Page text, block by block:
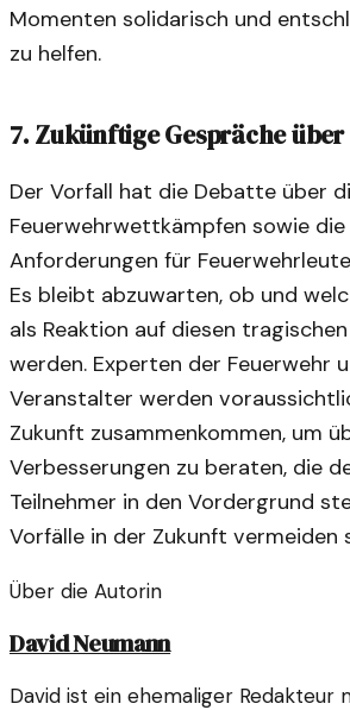
Momenten solidarisch und
zu helfen.
7. Zukünftige Gespräche
Der Vorfall hat die Debatte über
Feuerwehrwettkämpfen sowie
Anforderungen für
Es bleibt abzuwarten, ob und
als Reaktion auf diesen
werden. Experten der Feuerwehr
Veranstalter werden
Zukunft zusammenkommen, um
Verbesserungen zu beraten, die
Teilnehmer in den Vordergrund
Vorfälle in der Zukunft vermeiden
Über die Autorin
David Neumann
David ist ein ehemaliger Redakteur